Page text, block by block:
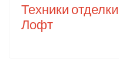
Техники
Лофт